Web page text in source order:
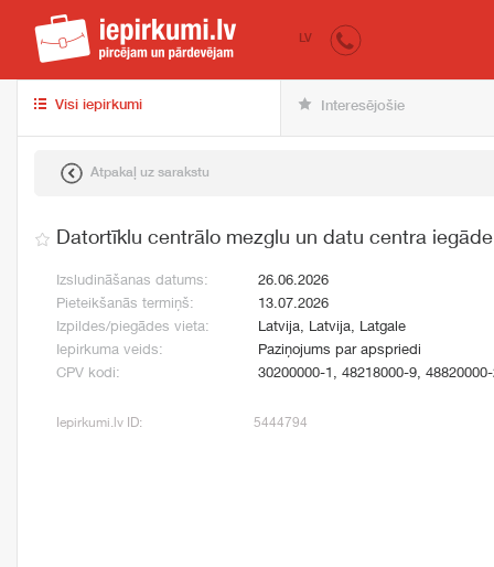
iepirkumi.lv
LV
Visi iepirkumi Interesējošie
Atpakaļ uz sarakstu
Datortīklu centrālo mezglu un datu centra iegāde
Izsludināšanas datums:
26.06.2026
Pieteikšanās termiņš:
13.07.2026
Izpildes/piegādes vieta:
Latvija, Latvija, Latgale
Iepirkuma veids:
Paziņojums par apspriedi
CPV kodi:
30200000-1, 48218000-9,
Iepirkumi.lv ID: 5444794